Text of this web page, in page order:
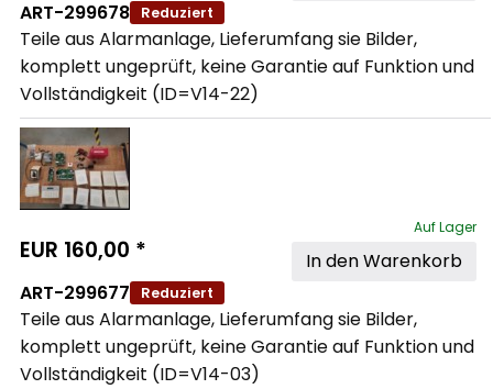
ART-299678 Reduziert
Teile aus Alarmanlage, Lieferumfang sie Bilder,
komplett ungeprüft, keine Garantie auf Funktion und
Vollständigkeit (ID=V14-22)
ART-299677 Reduziert
Teile aus Alarmanlage, Lieferumfang sie Bilder,
komplett ungeprüft, keine Garantie auf Funktion und
Vollständigkeit (ID=V14-03)
EUR 160,00 *
Auf Lager
In den Warenkorb